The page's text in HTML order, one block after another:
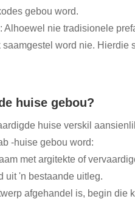
gebou word.
nie tradisionele
word nie.
huise gebou?
huise verskil
-huise gebou word:
met argitekte of
uit 'n bestaande uitleg.
afgehandel is, begin